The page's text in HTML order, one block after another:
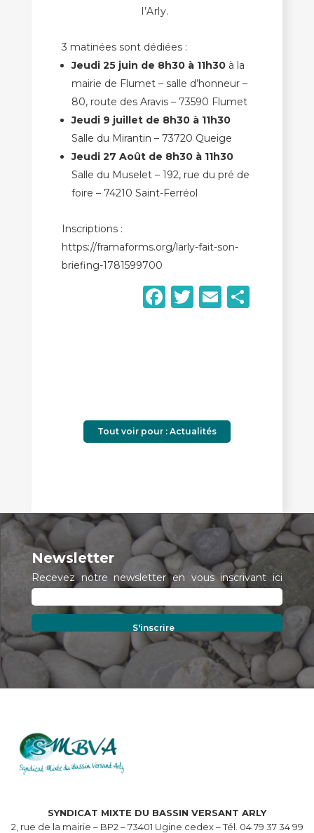
l’Arly.
3 matinées sont dédiées :
Jeudi 25 juin de 8h30 à 11h30 à la
mairie de Flumet – salle d’honneur –
80, route des Aravis – 73590 Flumet
Jeudi 9 juillet de 8h30 à 11h30
Salle du Mirantin – 73720 Queige
Jeudi 27 Août de 8h30 à 11h30
Salle du Muselet – 192, rue du pré de
foire – 74210 Saint-Ferréol
Inscriptions :
https://framaforms.org/larly-fait-son-
briefing-1781599700
Facebook
Twitter
Email
Tout voir pour : Actualités
Newsletter
Recevez notre newsletter en vous inscrivant ici
SYNDICAT MIXTE DU BASSIN VERSANT ARLY
2, rue de la mairie – BP2 – 73401 Ugine cedex – Tél. 04 79 37 34 99